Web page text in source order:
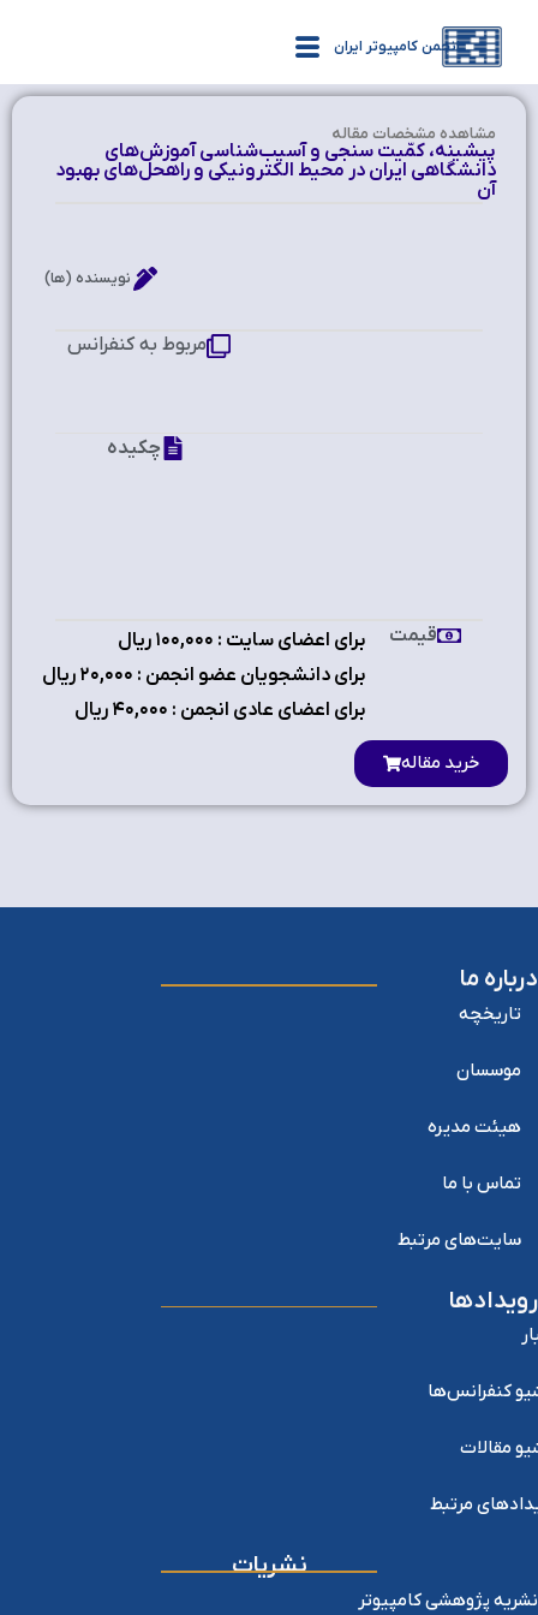
انجمن کامپیوتر ایران
مشاهده‌ مشخصات مقاله
پیشینه، کمّیت سنجی و آسیب‌شناسی آموزش‌های
دانشگاهی ایران در محیط الکترونیکی و راه‏حل‌های بهبود
آن
نویسنده (ها)
مربوط به کنفرانس
چکیده
برای اعضای سایت : ۱٠٠,٠٠٠ ریال
برای دانشجویان عضو انجمن : ۲٠,٠٠٠ ریال
برای اعضای عادی انجمن : ۴٠,٠٠٠ ریال
قیمت
خرید مقاله
درباره ما
تاریخچه
موسسان
هیئت مدیره
تماس با ما
سایت‌های مرتبط
رویدادها
کنفرانس‌ها
مقالات
مرتبط
نشریات
نشریه پژوهشی کامپیوتر